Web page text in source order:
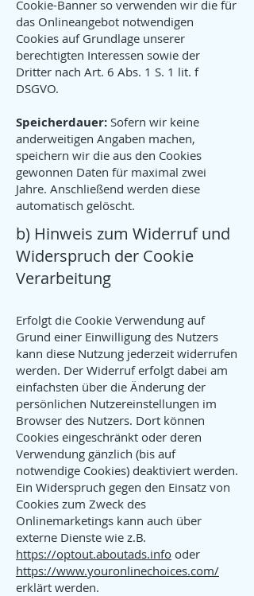
Cookie-Banner so verwenden wir die für
das Onlineangebot notwendigen
Cookies auf Grundlage unserer
berechtigten Interessen sowie der
Dritter nach Art. 6 Abs. 1 S. 1 lit. f
DSGVO.
Speicherdauer: Sofern wir keine
anderweitigen Angaben machen,
speichern wir die aus den Cookies
gewonnen Daten für maximal zwei
Jahre. Anschließend werden diese
automatisch gelöscht.
b) Hinweis zum Widerruf und
Widerspruch der Cookie
Verarbeitung
Erfolgt die Cookie Verwendung auf
Grund einer Einwilligung des Nutzers
kann diese Nutzung jederzeit widerrufen
werden. Der Widerruf erfolgt dabei am
einfachsten über die Änderung der
persönlichen Nutzereinstellungen im
Browser des Nutzers. Dort können
Cookies eingeschränkt oder deren
Verwendung gänzlich (bis auf
notwendige Cookies) deaktiviert werden.
Ein Widerspruch gegen den Einsatz von
Cookies zum Zweck des
Onlinemarketings kann auch über
externe Dienste wie z.B.
https://optout.aboutads.info oder
https://www.youronlinechoices.com/
erklärt werden.